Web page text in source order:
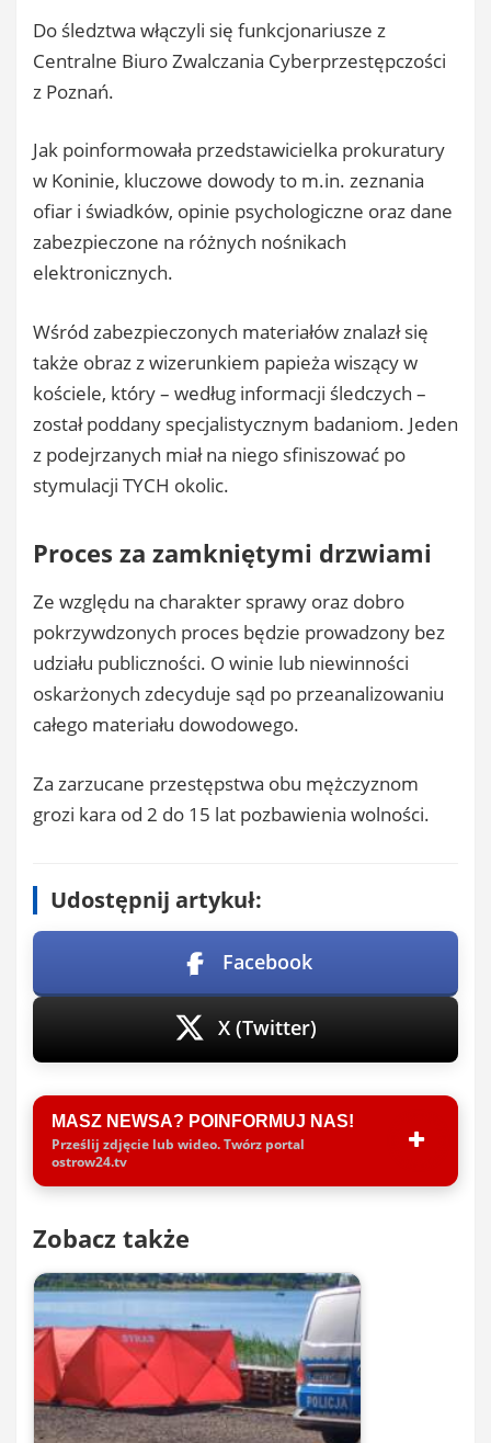
Do śledztwa włączyli się funkcjonariusze z
Centralne Biuro Zwalczania Cyberprzestępczości
z Poznań.
Jak poinformowała przedstawicielka prokuratury
w Koninie, kluczowe dowody to m.in. zeznania
ofiar i świadków, opinie psychologiczne oraz dane
zabezpieczone na różnych nośnikach
elektronicznych.
Wśród zabezpieczonych materiałów znalazł się
także obraz z wizerunkiem papieża wiszący w
kościele, który – według informacji śledczych –
został poddany specjalistycznym badaniom. Jeden
z podejrzanych miał na niego sfiniszować po
stymulacji TYCH okolic.
Proces za zamkniętymi drzwiami
Ze względu na charakter sprawy oraz dobro
pokrzywdzonych proces będzie prowadzony bez
udziału publiczności. O winie lub niewinności
oskarżonych zdecyduje sąd po przeanalizowaniu
całego materiału dowodowego.
Za zarzucane przestępstwa obu mężczyznom
grozi kara od 2 do 15 lat pozbawienia wolności.
Udostępnij artykuł:
Facebook
X (Twitter)
MASZ NEWSA? POINFORMUJ NAS!
Prześlij zdjęcie lub wideo. Twórz portal
ostrow24.tv
Zobacz także